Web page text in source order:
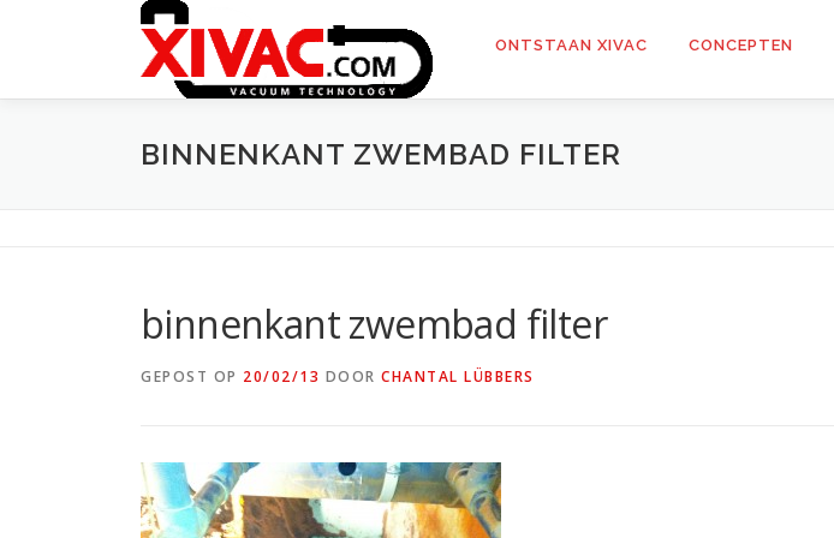
springen
ONTSTAAN XIVAC CONCEPTEN
BINNENKANT ZWEMBAD FILTER
binnenkant zwembad filter
GEPOST OP 20/02/13 DOOR CHANTAL LÜBBERS